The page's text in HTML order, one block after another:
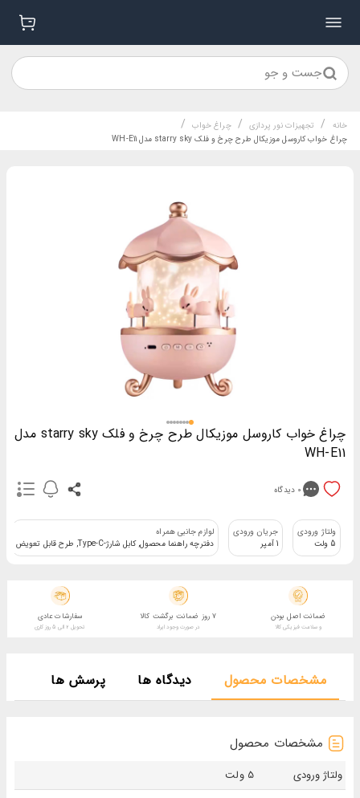
جست و جو
خانه / تجهیزات نور پردازی / چراغ خواب /
چراغ خواب کاروسل موزیکال طرح چرخ و فلک starry sky مدل WH-E11
چراغ خواب کاروسل موزیکال طرح چرخ و فلک starry sky مدل
WH-E11
0 دیدگاه
ولتاژ ورودی
5 ولت
جریان ورودی
1 آمپر
لوازم جانبی همراه
دفترچه راهنما محصول, کابل شارژ-Type-C, طرح قابل تعویض
ضمانت اصل بودن
و سلامت فیزیکی کالا
7 روز ضمانت برگشت کالا
در صورت وجود ایراد
سفارشات عادی
تحویل 2 الی 5 روز کاری
مشخصات محصول دیدگاه ها پرسش ها
مشخصات محصول
ولتاژ ورودی
5 ولت